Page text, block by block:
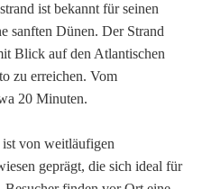
ist bekannt für seinen
sanften Dünen. Der Strand
Blick auf den Atlantischen
zu erreichen. Vom
20 Minuten.
von weitläufigen
geprägt, die sich ideal für